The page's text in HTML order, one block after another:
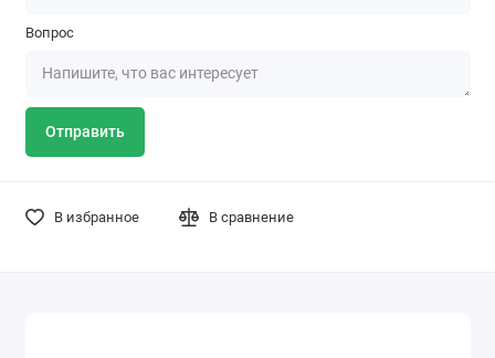
Вопрос
Отправить
В избранное В сравнение